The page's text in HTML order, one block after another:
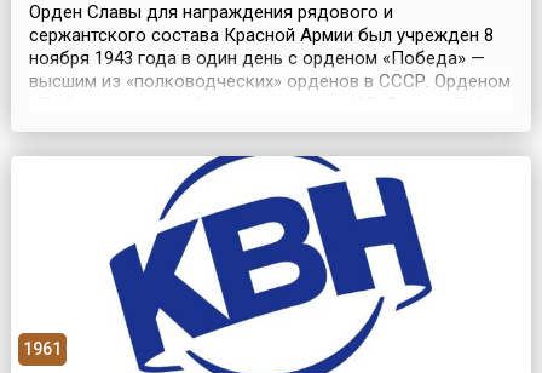
Орден Славы для награждения рядового и
сержантского состава Красной Армии был учрежден 8
ноября 1943 года в один день с орденом «Победа» —
высшим из «полководческих» орденов в СССР. Орденом
Жуков, А.М. Василевский. В 1978 году в нарушение
Брежнев. Орден Славы имел несколько особенностей,
1961